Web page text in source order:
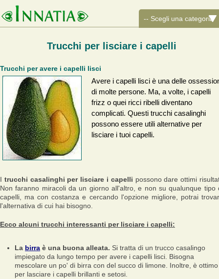
Trucchi per lisciare i capelli
Trucchi per avere i capelli lisci
Avere i capelli lisci è una delle
di molte persone. Ma, a volte, i capelli
frizz o quei ricci ribelli diventano
complicati. Questi trucchi casalinghi
possono essere utili alternative per
lisciare i tuoi capelli.
I trucchi casalinghi per lisciare i capelli possono dare ottimi
Non faranno miracoli da un giorno all'altro, e non su qualunque tipo
capelli, ma con costanza e cercando l'opzione migliore, potrai
l'alternativa di cui hai bisogno.
Ecco alcuni trucchi interessanti per lisciare i capelli:
La birra è una buona alleata. Si tratta di un trucco casalingo
impiegato da lungo tempo per avere i capelli lisci. Bisogna
mescolare un po' di birra con del succo di limone. Inoltre, è ottimo
per lasciare i capelli brillanti e setosi.